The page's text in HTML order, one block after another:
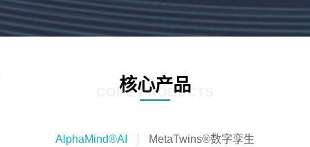
核心产品
CORE PRODUCTS
AlphaMind®AI MetaTwins®数字孪生